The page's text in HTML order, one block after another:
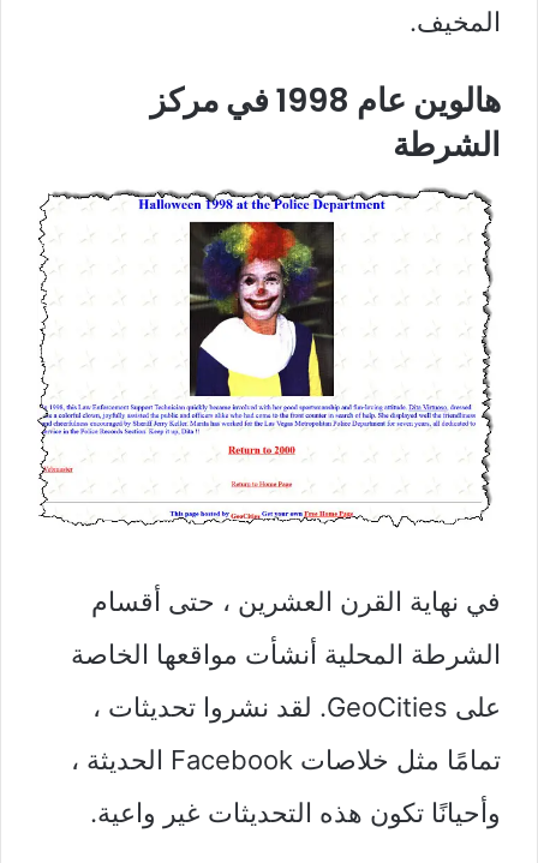
المخيف.
هالوين عام 1998 في مركز
الشرطة
في نهاية القرن العشرين ، حتى أقسام
الشرطة المحلية أنشأت مواقعها الخاصة
على GeoCities. لقد نشروا تحديثات ،
تمامًا مثل خلاصات Facebook الحديثة ،
وأحيانًا تكون هذه التحديثات غير واعية.